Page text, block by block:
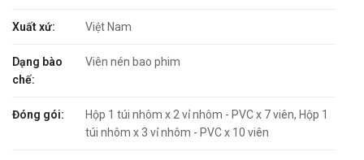
Xuất xứ: Việt Nam
Dạng bào
chế:
Viên nén bao phim
Đóng gói:
Hộp 1 túi nhôm x 2 vỉ nhôm - PVC x 7 viên, Hộp 1
túi nhôm x 3 vỉ nhôm - PVC x 10 viên